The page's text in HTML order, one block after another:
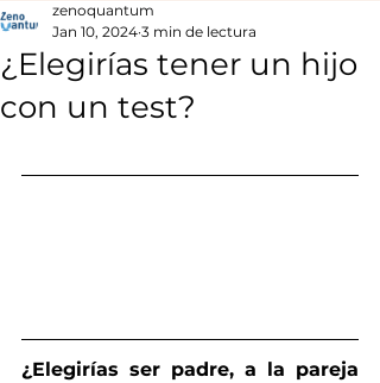
¿Elegirías tener un hijo
con un test?
zenoquantum
Jan 10, 2024 3 min de lectura
¿Elegirías ser padre, a la pareja